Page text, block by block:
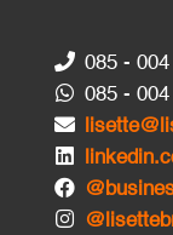
085 -
085 -